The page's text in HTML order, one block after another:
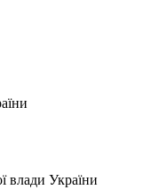
влади України